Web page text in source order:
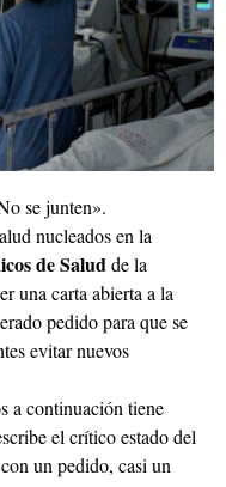
se junten».
nucleados en la
de Saludde la
una carta abierta a la
pedido para que se
evitar nuevos
a continuación tiene
el crítico estado del
un pedido, casi un